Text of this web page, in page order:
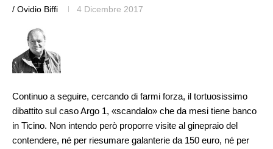
/ Ovidio Biffi 4 Dicembre 2017
Continuo a seguire, cercando di farmi forza, il tortuosissimo
dibattito sul caso Argo 1, «scandalo» che da mesi tiene banco
in Ticino. Non intendo però proporre visite al ginepraio del
contendere, né per riesumare galanterie da 150 euro, né per